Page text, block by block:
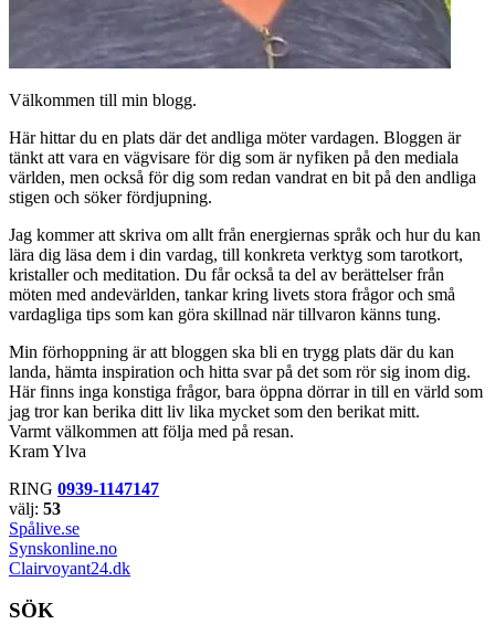
Välkommen till min blogg.
Här hittar du en plats där det andliga möter vardagen. Bloggen är
tänkt att vara en vägvisare för dig som är nyfiken på den mediala
världen, men också för dig som redan vandrat en bit på den andliga
stigen och söker fördjupning.
Jag kommer att skriva om allt från energiernas språk och hur du kan
lära dig läsa dem i din vardag, till konkreta verktyg som tarotkort,
kristaller och meditation. Du får också ta del av berättelser från
möten med andevärlden, tankar kring livets stora frågor och små
vardagliga tips som kan göra skillnad när tillvaron känns tung.
Min förhoppning är att bloggen ska bli en trygg plats där du kan
landa, hämta inspiration och hitta svar på det som rör sig inom dig.
Här finns inga konstiga frågor, bara öppna dörrar in till en värld som
jag tror kan berika ditt liv lika mycket som den berikat mitt.
Varmt välkommen att följa med på resan.
Kram Ylva
RING 0939-1147147
välj: 53
Spålive.se
Synskonline.no
Clairvoyant24.dk
SÖK